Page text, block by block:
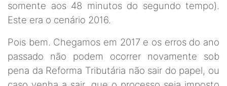
somente aos 48 minutos do segundo tempo).
Este era o cenário 2016.
Pois bem. Chegamos em 2017 e os erros do ano
passado não podem ocorrer novamente sob
pena da Reforma Tributária não sair do papel, ou